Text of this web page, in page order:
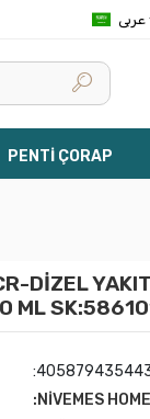
عربى
PENTİ ÇORAP
DİZEL
ML
:NİVEMES HOME